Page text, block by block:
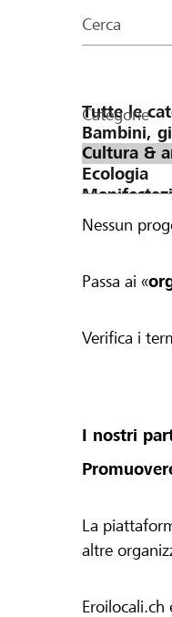
della
Cerca
Categorie
Nessun
Passa ai «
Verifica i
I nostri
La
altre
Eroilocali.ch